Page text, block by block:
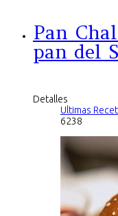
Pan
pan del
Detalles
Ultimas
6238